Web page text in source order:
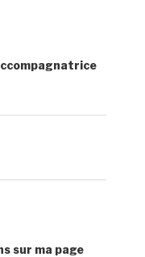
sur ma page